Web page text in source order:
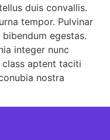
duis convallis.
tempor. Pulvinar
egestas.
integer nunc
aptent taciti
nostra